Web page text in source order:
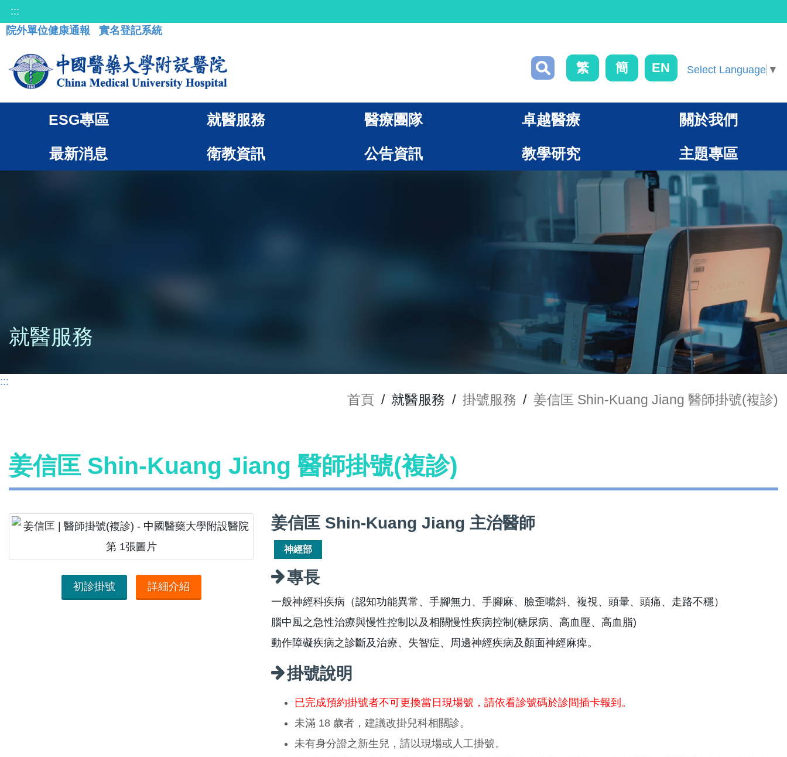
:::
院外單位健康通報
實名登記系統
繁 簡 EN Select Language ▼
ESG專區 就醫服務 醫療團隊 卓越醫療 關於我們
最新消息 衛教資訊 公告資訊 教學研究 主題專區
就醫服務
:::
首頁 / 就醫服務 / 掛號服務 / 姜信匡 Shin-Kuang Jiang 醫師掛號(複診)
姜信匡 Shin-Kuang Jiang 醫師掛號(複診)
初診掛號 詳細介紹
姜信匡 Shin-Kuang Jiang 主治醫師
神經部
專長
一般神經科疾病（認知功能異常、手腳無力、手腳麻、臉歪嘴斜、複視、頭暈、頭痛、走路不穩）
腦中風之急性治療與慢性控制以及相關慢性疾病控制(糖尿病、高血壓、高血脂)
動作障礙疾病之診斷及治療、失智症、周邊神經疾病及顏面神經麻痺。
掛號說明
已完成預約掛號者不可更換當日現場號，請依看診號碼於診間插卡報到。
未滿 18 歲者，建議改掛兒科相關診。
未有身分證之新生兒，請以現場或人工掛號。